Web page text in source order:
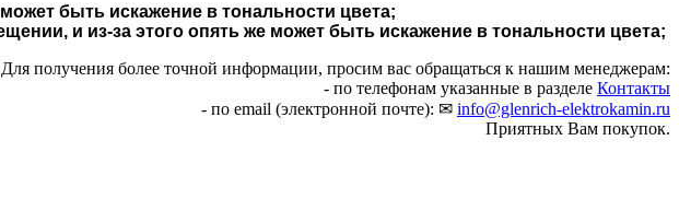
быть искажение в тональности цвета;
и из-за этого опять же может быть искажение в тональности цвета;
Для получения более точной информации, просим вас обращаться к нашим менеджерам:
- по телефонам указанные в разделе Контакты
- по email (электронной почте): ✉ info@glenrich-elektrokamin.ru
Приятных Вам покупок.